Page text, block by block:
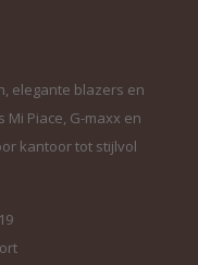
elegante blazers en
Piace, G-maxx en
kantoor tot stijlvol